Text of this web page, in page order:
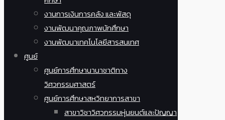
งานการเงินการคลัง และพัสดุ
งานพัฒนาคุณภาพนักศึกษา
งานพัฒนาเทคโนโลยีสารสนเทศ
ศูนย์
ศูนย์การศึกษานานาชาติทาง
วิศวกรรมศาสตร์
ศูนย์การศึกษาสหวิทยาการสาขา
สาขาวิชาวิศวกรรมหุ่นยนต์และปัญญา